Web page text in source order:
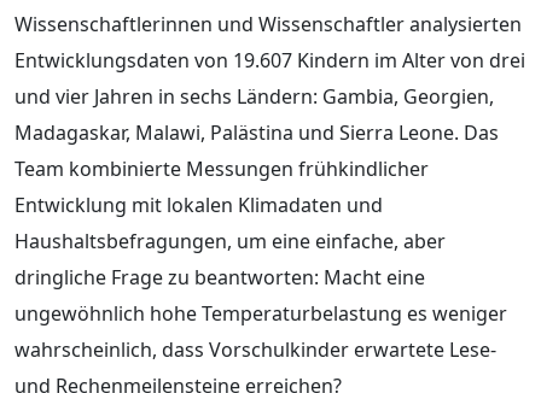
Wissenschaftlerinnen und Wissenschaftler analysierten
Entwicklungsdaten von 19.607 Kindern im Alter von drei
und vier Jahren in sechs Ländern: Gambia, Georgien,
Madagaskar, Malawi, Palästina und Sierra Leone. Das
Team kombinierte Messungen frühkindlicher
Entwicklung mit lokalen Klimadaten und
Haushaltsbefragungen, um eine einfache, aber
dringliche Frage zu beantworten: Macht eine
ungewöhnlich hohe Temperaturbelastung es weniger
wahrscheinlich, dass Vorschulkinder erwartete Lese-
und Rechenmeilensteine erreichen?